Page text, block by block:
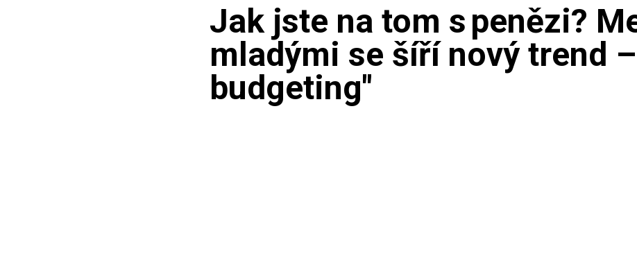
Jak jste na tom s penězi?
mladými se šíří nový trend
budgeting"